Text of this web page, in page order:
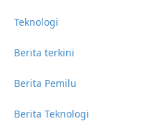
Teknologi
Berita terkini
Berita Pemilu
Berita Teknologi